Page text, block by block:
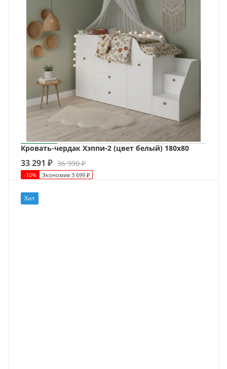
Кровать-чердак Хэппи-2 (цвет белый) 180х80
33 291 ₽ 36 990₽
-10% Экономия 3 699 ₽
Хит